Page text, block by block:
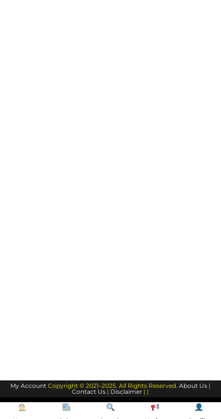
My Account Copyright © 2021–2025. All Rights Reserved. About Us |
Contact Us | Disclaimer | |